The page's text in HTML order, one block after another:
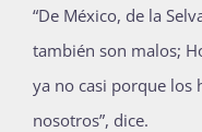
“De México, de la
también son malos;
ya no casi porque los
nosotros”, dice.